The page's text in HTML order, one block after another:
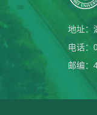
地址：
电话：
邮编：